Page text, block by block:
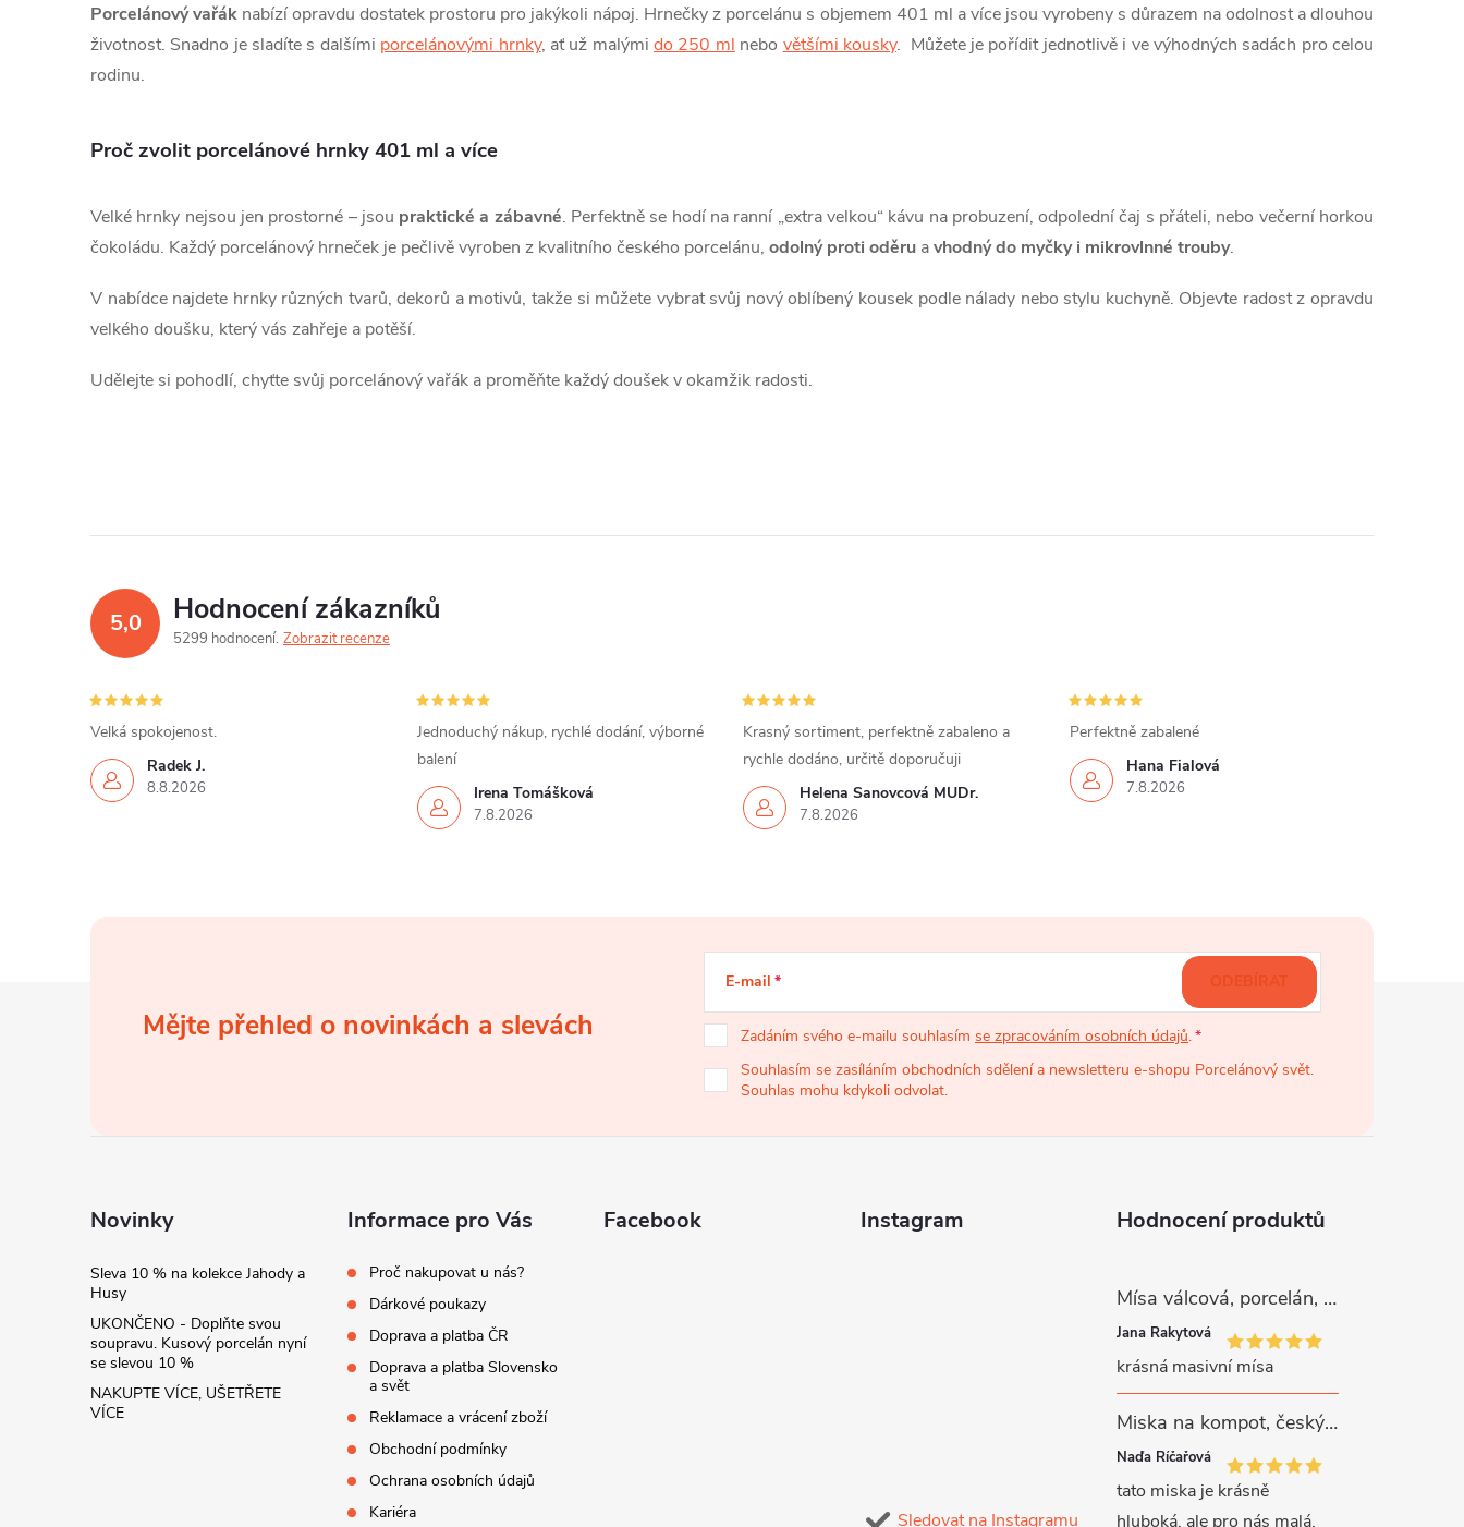
c
í
r
v
k
y
v
ý
Porcelánový vařák nabízí opravdu dostatek prostoru pro jakýkoli nápoj. Hrnečky z porcelánu s objemem 401 ml a více jsou vyrobeny s důrazem na odolnost a dlouhou
životnost. Snadno je sladíte s dalšími porcelánovými hrnky, ať už malýmido 250 ml nebo většími kousky. Můžete je pořídit jednotlivě i ve výhodných sadách pro celou
rodinu.
Proč zvolit porcelánové hrnky 401 ml a více
Velké hrnky nejsou jen prostorné – jsou praktické a zábavné. Perfektně se hodí na ranní „extra velkou“ kávu na probuzení, odpolední čaj s přáteli, nebo večerní horkou
čokoládu. Každý porcelánový hrneček je pečlivě vyroben z kvalitního českého porcelánu, odolný proti oděru avhodný do myčky i mikrovlnné trouby.
V nabídce najdete hrnky různých tvarů, dekorů a motivů, takže si můžete vybrat svůj nový oblíbený kousek podle nálady nebo stylu kuchyně. Objevte radost z opravdu
velkého doušku, který vás zahřeje a potěší.
Udělejte si pohodlí, chyťte svůj porcelánový vařák a proměňte každý doušek v okamžik radosti.
5,0 Hodnocení zákazníků
5299 hodnocení Zobrazit recenze
Radek J.
8.8.2026
Velká spokojenost.
Irena Tomášková
7.8.2026
Jednoduchý nákup, rychlé dodání, výborné
balení
Helena Šanovcová MUDr.
7.8.2026
Krasný sortiment, perfektně zabaleno a
rychle dodáno, určitě doporučuji
Hana Fialová
7.8.2026
Perfektně zabalené
Mějte přehled o novinkách a slevách
E-mail
Zadáním svého e-mailu souhlasím se zpracováním osobních údajů.
Souhlasím se zasíláním obchodních sdělení a newsletteru e-shopu Porcelánový svět.
Souhlas mohu kdykoli odvolat.
ODEBÍRAT
Novinky
Sleva 10 % na kolekce Jahody a
Husy
UKONČENO - Doplňte svou
soupravu. Kusový porcelán nyní
se slevou 10 %
NAKUPTE VÍCE, UŠETŘETE
VÍCE
Informace pro Vás
Proč nakupovat u nás?
Dárkové poukazy
Doprava a platba ČR
Doprava a platba Slovensko
a svět
Reklamace a vrácení zboží
Obchodní podmínky
Ochrana osobních údajů
Kariéra
Facebook Instagram
Sledovat na Instagramu
Hodnocení produktů
Mísa válcová, porcelán, růžové kytičky, 26 cm, G. Benedikt
Jana Rakytová
krásná masivní mísa
Miska na kompot, český porcelán, Rona, 12,5 cm, bílý, G. Benedikt
Naďa Říčařová
tato miska je krásně
hluboká, ale pro nás malá,